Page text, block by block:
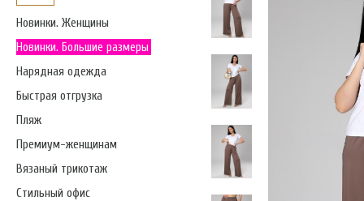
Новинки. Женщины
Новинки. Большие размеры
Нарядная одежда
Быстрая отгрузка
Пляж
Премиум-женщинам
Вязаный трикотаж
Стильный офис